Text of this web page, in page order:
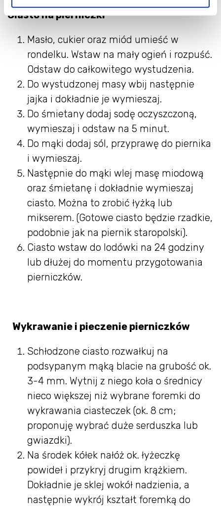
Ciasto na pierniczki
Masło, cukier oraz miód umieść w
rondelku. Wstaw na mały ogień i rozpuść.
Odstaw do całkowitego wystudzenia.
Do wystudzonej masy wbij następnie
jajka i dokładnie je wymieszaj.
Do śmietany dodaj sodę oczyszczoną,
wymieszaj i odstaw na 5 minut.
Do mąki dodaj sól, przyprawę do piernika
i wymieszaj.
Następnie do mąki wlej masę miodową
oraz śmietanę i dokładnie wymieszaj
ciasto. Można to zrobić łyżką lub
mikserem. (Gotowe ciasto będzie rzadkie,
podobnie jak na piernik staropolski).
Ciasto wstaw do lodówki na 24 godziny
lub dłużej do momentu przygotowania
pierniczków.
Wykrawanie i pieczenie pierniczków
Schłodzone ciasto rozwałkuj na
podsypanym mąką blacie na grubość ok.
3-4 mm. Wytnij z niego koła o średnicy
nieco większej niż wybrane foremki do
wykrawania ciasteczek (ok. 8 cm;
proponuję wybrać duże serduszka lub
gwiazdki).
Na środek kółek nałóż ok. łyżeczkę
powideł i przykryj drugim krążkiem.
Dokładnie je sklej wokół nadzienia, a
następnie wykrój kształt foremką do